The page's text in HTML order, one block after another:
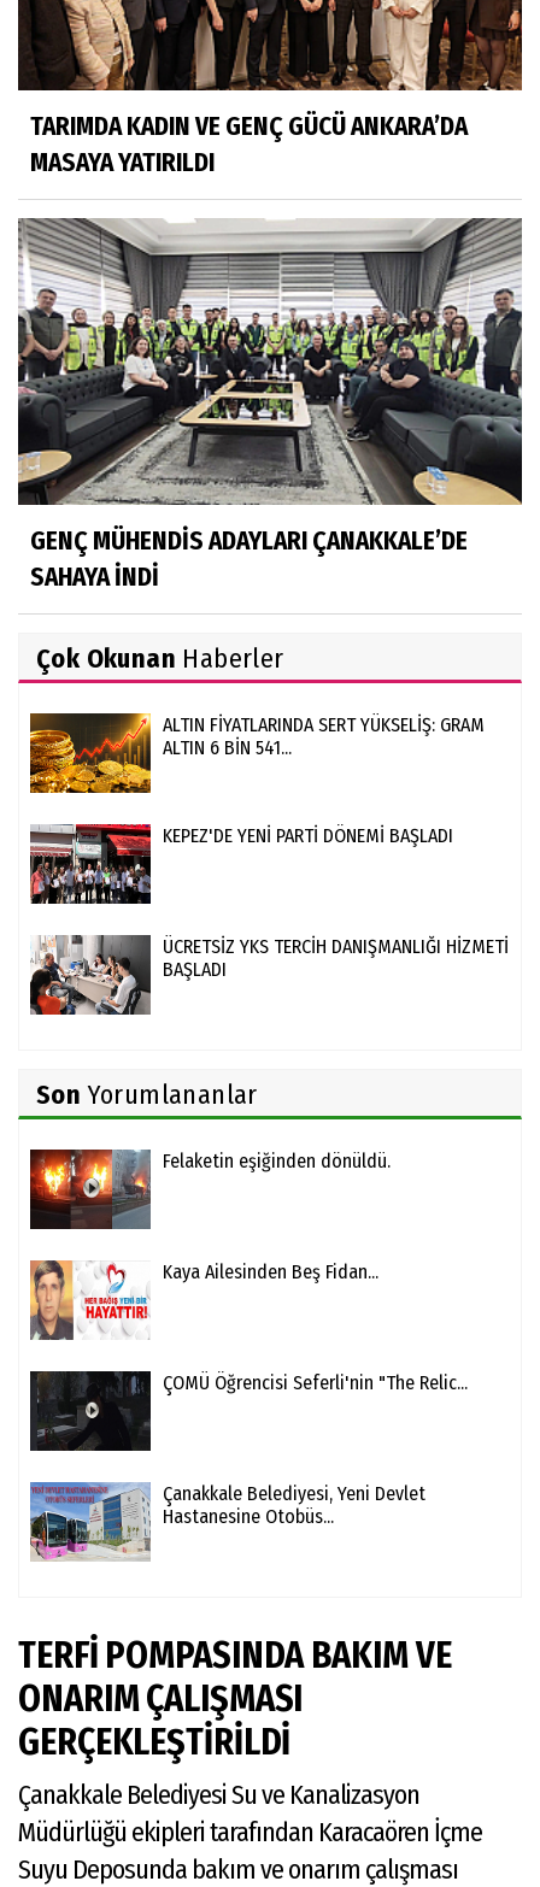
TARIMDA KADIN VE GENÇ GÜCÜ ANKARA’DA
MASAYA YATIRILDI
GENÇ MÜHENDİS ADAYLARI ÇANAKKALE’DE
SAHAYA İNDİ
Çok Okunan Haberler
ALTIN FİYATLARINDA SERT YÜKSELİŞ: GRAM
ALTIN 6 BİN 541...
KEPEZ'DE YENİ PARTİ DÖNEMİ BAŞLADI
ÜCRETSİZ YKS TERCİH DANIŞMANLIĞI HİZMETİ
BAŞLADI
Son Yorumlananlar
Felaketin eşiğinden dönüldü.
Kaya Ailesinden Beş Fidan...
ÇOMÜ Öğrencisi Seferli'nin "The Relic...
Çanakkale Belediyesi, Yeni Devlet
Hastanesine Otobüs...
TERFİ POMPASINDA BAKIM VE
ONARIM ÇALIŞMASI
GERÇEKLEŞTİRİLDİ
Çanakkale Belediyesi Su ve Kanalizasyon
Müdürlüğü ekipleri tarafından Karacaören İçme
Suyu Deposunda bakım ve onarım çalışması